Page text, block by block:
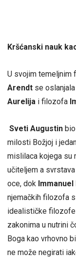
Kršćanski nauk
U svojim temeljnim
Arendt se
Aurelija i filozofa
Sveti Augustin
milosti Božjoj i
mislilaca kojega su
učiteljem a
oce, dok Immanuel
njemačkih filozofa
idealističke filozofe
zakonima u nutrini
Boga kao vrhovno
ne može negirati